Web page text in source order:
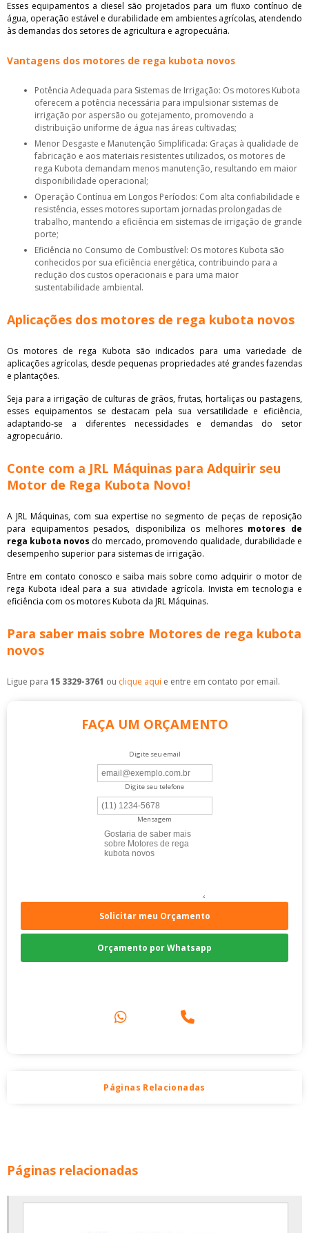
Esses equipamentos a diesel são projetados para um fluxo contínuo de
água, operação estável e durabilidade em ambientes agrícolas, atendendo
às demandas dos setores de agricultura e agropecuária.
Vantagens dos motores de rega kubota novos
Potência Adequada para Sistemas de Irrigação: Os motores Kubota
oferecem a potência necessária para impulsionar sistemas de
irrigação por aspersão ou gotejamento, promovendo a
distribuição uniforme de água nas áreas cultivadas;
Menor Desgaste e Manutenção Simplificada: Graças à qualidade de
fabricação e aos materiais resistentes utilizados, os motores de
rega Kubota demandam menos manutenção, resultando em maior
disponibilidade operacional;
Operação Contínua em Longos Períodos: Com alta confiabilidade e
resistência, esses motores suportam jornadas prolongadas de
trabalho, mantendo a eficiência em sistemas de irrigação de grande
porte;
Eficiência no Consumo de Combustível: Os motores Kubota são
conhecidos por sua eficiência energética, contribuindo para a
redução dos custos operacionais e para uma maior
sustentabilidade ambiental.
Aplicações dos motores de rega kubota novos
Os motores de rega Kubota são indicados para uma variedade de
aplicações agrícolas, desde pequenas propriedades até grandes fazendas
e plantações.
Seja para a irrigação de culturas de grãos, frutas, hortaliças ou pastagens,
esses equipamentos se destacam pela sua versatilidade e eficiência,
adaptando-se a diferentes necessidades e demandas do setor
agropecuário.
Conte com a JRL Máquinas para Adquirir seu
Motor de Rega Kubota Novo!
A JRL Máquinas, com sua expertise no segmento de peças de reposição
para equipamentos pesados, disponibiliza os melhores motores de
rega kubota novos do mercado, promovendo qualidade, durabilidade e
desempenho superior para sistemas de irrigação.
Entre em contato conosco e saiba mais sobre como adquirir o motor de
rega Kubota ideal para a sua atividade agrícola. Invista em tecnologia e
eficiência com os motores Kubota da JRL Máquinas.
Para saber mais sobre Motores de rega kubota
novos
Ligue para 15 3329-3761 ou clique aqui e entre em contato por email.
FAÇA UM ORÇAMENTO
Digite seu email
Digite seu telefone
Mensagem
Solicitar meu Orçamento
Orçamento por Whatsapp
Páginas Relacionadas
Páginas relacionadas